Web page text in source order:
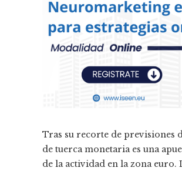
Tras su recorte de previsiones
de tuerca monetaria es una
de la actividad en la zona